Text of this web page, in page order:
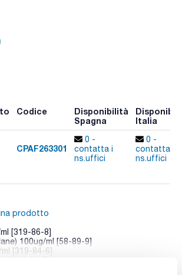
Codice
Disponibilità
Spagna
Italia
CPAF263301
0 -
contatta i
ns.uffici
0 -
contatta i
ns.uffici
prodotto
[319-86-8]
100ug/ml [58-89-9]
[319-84-6]
[319-85-7]
100ug/ml [118-74-1]